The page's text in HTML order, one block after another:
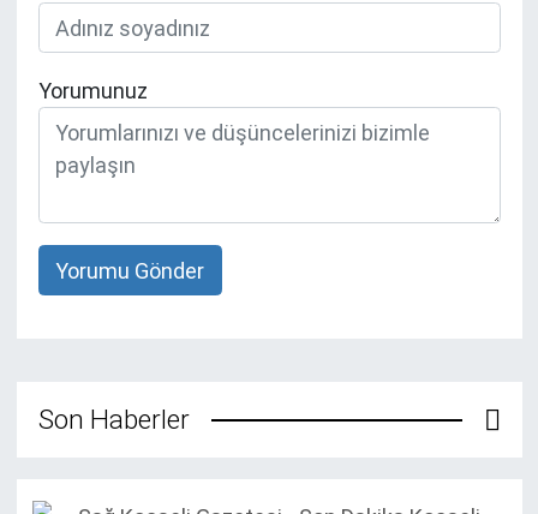
Yorumunuz
Yorumu Gönder
Son Haberler